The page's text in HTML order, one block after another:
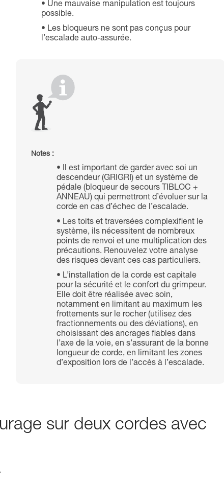
Une mauvaise manipulation est toujours
possible.
Les bloqueurs ne sont pas conçus pour
l’escalade auto-assurée.
Notes :
Il est important de garder avec soi un
descendeur (GRIGRI) et un système de
pédale (bloqueur de secours TIBLOC +
ANNEAU) qui permettront d’évoluer sur la
corde en cas d’échec de l’escalade.
Les toits et traversées complexifient le
système, ils nécessitent de nombreux
points de renvoi et une multiplication des
précautions. Renouvelez votre analyse
des risques devant ces cas particuliers.
L’installation de la corde est capitale
pour la sécurité et le confort du grimpeur.
Elle doit être réalisée avec soin,
notamment en limitant au maximum les
frottements sur le rocher (utilisez des
fractionnements ou des déviations), en
choisissant des ancrages fiables dans
l’axe de la voie, en s’assurant de la bonne
longueur de corde, en limitant les zones
d’exposition lors de l’accès à l’escalade.
sur deux cordes avec